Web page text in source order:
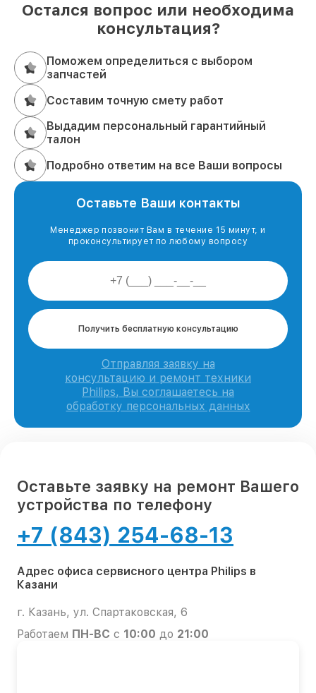
Остался вопрос или необходима
консультация?
Поможем определиться с выбором
запчастей
Составим точную смету работ
Выдадим персональный гарантийный
талон
Подробно ответим на все Ваши вопросы
Оставьте Ваши контакты
Менеджер позвонит Вам в течение 15 минут, и
проконсультирует по любому вопросу
Получить бесплатную консультацию
Отправляя заявку на
консультацию и ремонт техники
Philips, Вы соглашаетесь на
обработку персональных данных
Оставьте заявку на ремонт Вашего
устройства по телефону
+7 (843) 254-68-13
Адрес офиса сервисного центра Philips в
Казани
г. Казань, ул. Спартаковская, 6
Работаем ПН-ВС с 10:00 до 21:00